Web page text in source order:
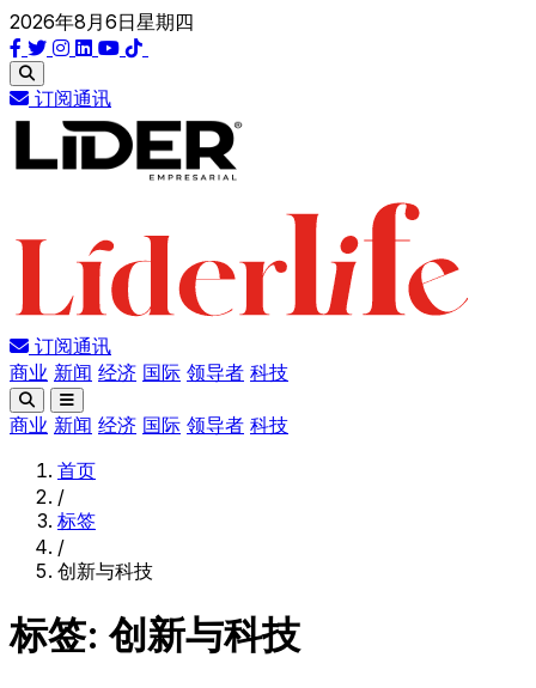
2026年8月6日星期四
订阅通讯
订阅通讯
商业 新闻 经济 国际 领导者 科技
商业 新闻 经济 国际 领导者 科技
首页
/
标签
/
创新与科技
标签: 创新与科技